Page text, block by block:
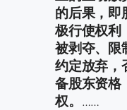
的后果，即
极行使权利
被剥夺、限
约定放弃，
备股东资格
权。 ……